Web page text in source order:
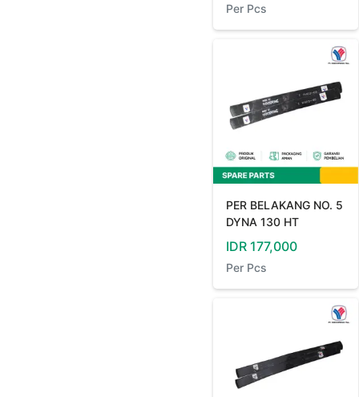
Per Pcs
PER BELAKANG NO. 5
DYNA 130 HT
IDR 177,000
Per Pcs